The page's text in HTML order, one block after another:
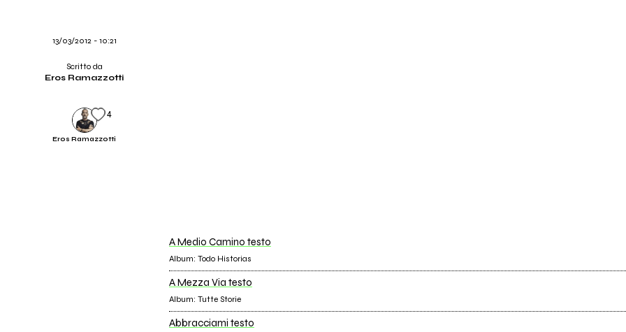
13/03/2012 - 10:21
Scritto da
Eros Ramazzotti
Eros Ramazzotti
4
A Medio Camino testo
Album: Todo Historias
A Mezza Via testo
Album: Tutte Storie
Abbracciami testo